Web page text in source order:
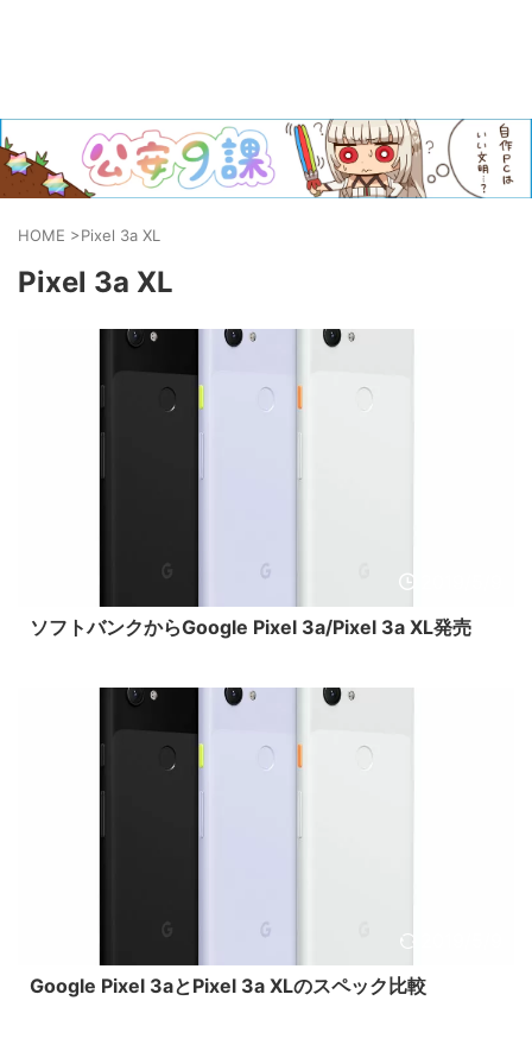
HOME >Pixel 3a XL
Pixel 3a XL
ソフトバンクからGoogle Pixel 3a/Pixel 3a XL発売
Google Pixel 3aとPixel 3a XLのスペック比較